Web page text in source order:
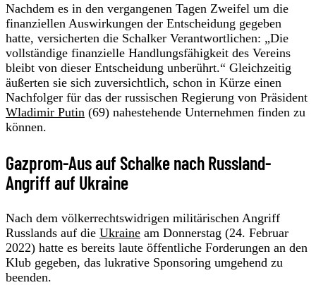
Nachdem es in den vergangenen Tagen Zweifel um die
finanziellen Auswirkungen der Entscheidung gegeben
hatte, versicherten die Schalker Verantwortlichen: „Die
vollständige finanzielle Handlungsfähigkeit des Vereins
bleibt von dieser Entscheidung unberührt.“ Gleichzeitig
äußerten sie sich zuversichtlich, schon in Kürze einen
Nachfolger für das der russischen Regierung von Präsident
Wladimir Putin (69) nahestehende Unternehmen finden zu
können.
Gazprom-Aus auf Schalke nach Russland-
Angriff auf Ukraine
Nach dem völkerrechtswidrigen militärischen Angriff
Russlands auf die Ukraine am Donnerstag (24. Februar
2022) hatte es bereits laute öffentliche Forderungen an den
Klub gegeben, das lukrative Sponsoring umgehend zu
beenden.